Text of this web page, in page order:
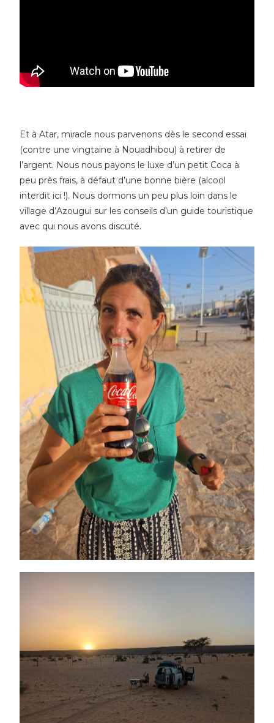
Et à Atar, miracle nous parvenons dès le second essai
(contre une vingtaine à Nouadhibou) à retirer de
l’argent. Nous nous payons le luxe d’un petit Coca à
peu près frais, à défaut d’une bonne bière (alcool
interdit ici !). Nous dormons un peu plus loin dans le
village d’Azougui sur les conseils d’un guide touristique
avec qui nous avons discuté.